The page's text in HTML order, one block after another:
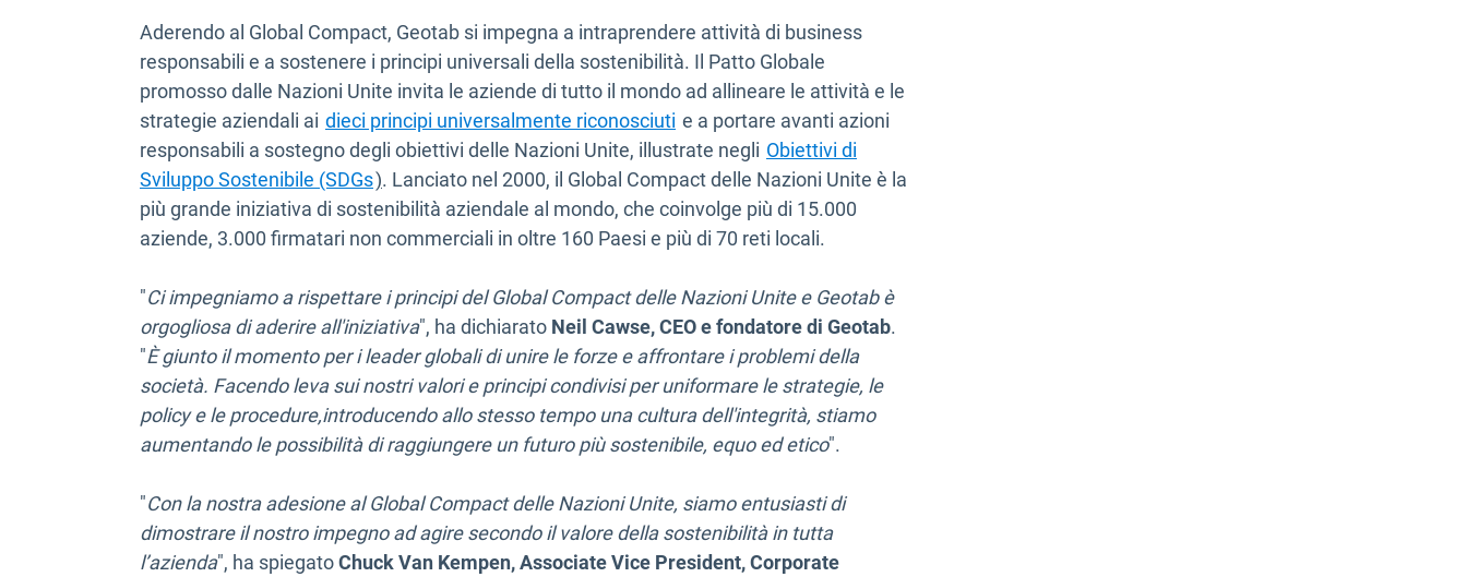
Aderendo al Global Compact, Geotab si impegna a intraprendere attività di business
responsabili e a sostenere i principi universali della sostenibilità. Il Patto Globale
promosso dalle Nazioni Unite invita le aziende di tutto il mondo ad allineare le attività e le
strategie aziendali ai dieci principi universalmente riconosciuti Apri in una nuova finestra
e a portare avanti azioni
responsabili a sostegno degli obiettivi delle Nazioni Unite, illustrate negli Obiettivi di
Sviluppo Sostenibile (SDGsApri in una nuova finestra
). Lanciato nel 2000, il Global Compact delle Nazioni Unite è la
più grande iniziativa di sostenibilità aziendale al mondo, che coinvolge più di 15.000
aziende, 3.000 firmatari non commerciali in oltre 160 Paesi e più di 70 reti locali.
"Ci impegniamo a rispettare i principi del Global Compact delle Nazioni Unite e Geotab è
orgogliosa di aderire all'iniziativa", ha dichiarato Neil Cawse, CEO e fondatore di Geotab.
"È giunto il momento per i leader globali di unire le forze e affrontare i problemi della
società. Facendo leva sui nostri valori e principi condivisi per uniformare le strategie, le
policy e le procedure,introducendo allo stesso tempo una cultura dell'integrità, stiamo
aumentando le possibilità di raggiungere un futuro più sostenibile, equo ed etico".
"Con la nostra adesione al Global Compact delle Nazioni Unite, siamo entusiasti di
dimostrare il nostro impegno ad agire secondo il valore della sostenibilità in tutta
l’azienda", ha spiegatoChuck Van Kempen, Associate Vice President, Corporate